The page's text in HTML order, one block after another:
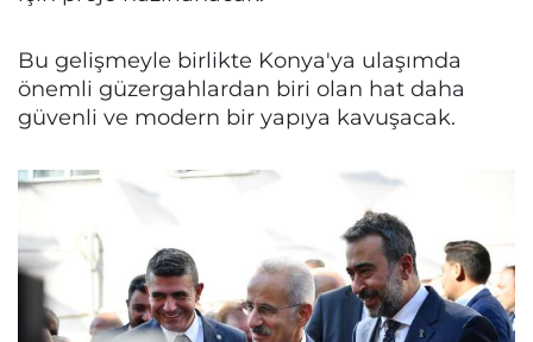
Bu gelişmeyle birlikte Konya'ya ulaşımda
önemli güzergahlardan biri olan hat daha
güvenli ve modern bir yapıya kavuşacak.